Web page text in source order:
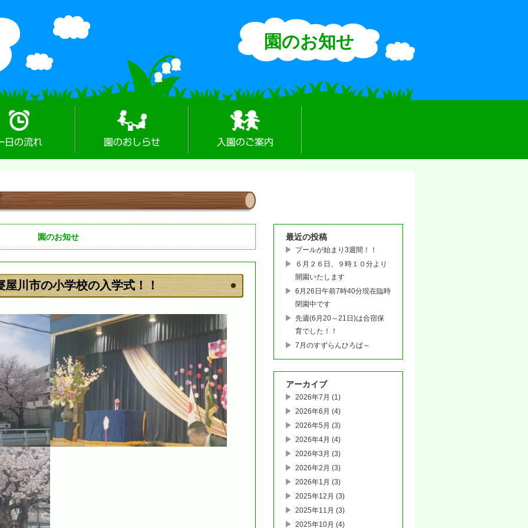
園のお知せ
園のお知せ
屋川市の小学校の入学式！！
最近の投稿
プールが始まり3週間！！
６月２６日、９時１０分より
開園いたします
6月26日午前7時40分現在臨時
閉園中です
先週(6月20～21日)は合宿保
育でした！！
7月のすずらんひろば～
アーカイブ
2026年7月 (1)
2026年6月 (4)
2026年5月 (3)
2026年4月 (4)
2026年3月 (3)
2026年2月 (3)
2026年1月 (3)
2025年12月 (3)
2025年11月 (3)
2025年10月 (4)